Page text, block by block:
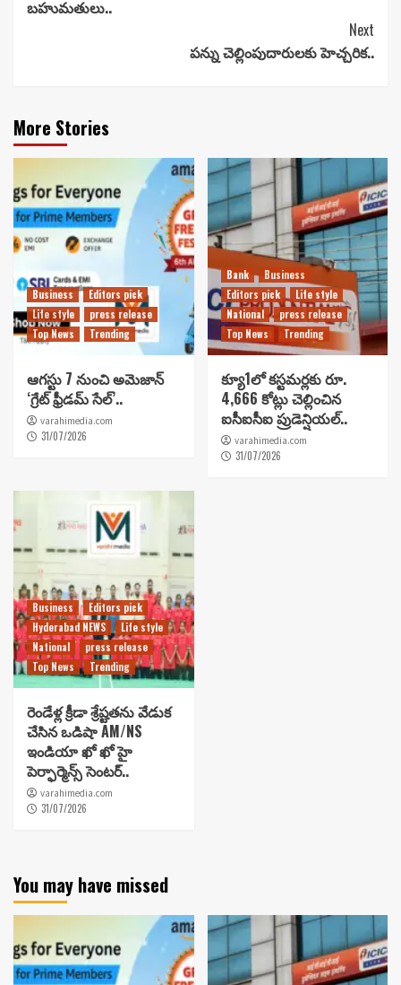
బహుమతులు..
Next
పన్ను చెల్లింపుదారులకు హెచ్చరిక..
More Stories
Business
Editors pick
Life style
press release
Top News
Trending
ఆగస్టు 7 నుంచి అమెజాన్
‘గ్రేట్ ఫ్రీడమ్ సేల్’..
varahimedia.com
31/07/2026
Bank
Business
Editors pick
Life style
National
press release
Top News
Trending
క్యూ1లో కస్టమర్లకు రూ.
4,666 కోట్లు చెల్లించిన
ఐసీఐసీఐ ప్రుడెన్షియల్..
varahimedia.com
31/07/2026
Business
Editors pick
Hyderabad NEWS
Life style
National
press release
Top News
Trending
రెండేళ్ల క్రీడా శ్రేష్టతను వేడుక
చేసిన ఒడిషా AM/NS
ఇండియా ఖో ఖో హై
పెర్ఫార్మెన్స్ సెంటర్..
varahimedia.com
31/07/2026
You may have missed